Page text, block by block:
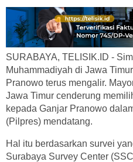
SURABAYA, TELISIK.ID -
Muhammadiyah di Jawa
Pranowo terus mengalir.
Jawa Timur cenderung
kepada Ganjar Pranowo
(Pilpres) mendatang.
Hal itu berdasarkan survei
Surabaya Survey Center